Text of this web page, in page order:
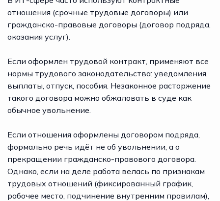
отношения (срочные трудовые договоры) или
гражданско-правовые договоры (договор подряда,
оказания услуг).
Если оформлен трудовой контракт, применяют все
нормы трудового законодательства: уведомления,
выплаты, отпуск, пособия. Незаконное расторжение
такого договора можно обжаловать в суде как
обычное увольнение.
Если отношения оформлены договором подряда,
формально речь идёт не об увольнении, а о
прекращении гражданско-правового договора.
Однако, если на деле работа велась по признакам
трудовых отношений (фиксированный график,
рабочее место, подчинение внутренним правилам),